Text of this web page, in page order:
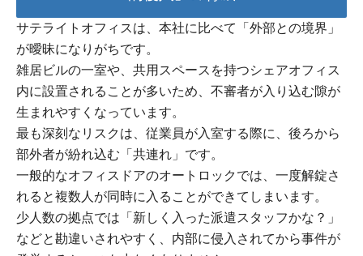
サテライトオフィスは、本社に比べて「外部との境界」
が曖昧になりがちです。
雑居ビルの一室や、共用スペースを持つシェアオフィス
内に設置されることが多いため、不審者が入り込む隙が
生まれやすくなっています。
最も深刻なリスクは、従業員が入室する際に、後ろから
部外者が紛れ込む「共連れ」です。
一般的なオフィスドアのオートロックでは、一度解錠さ
れると複数人が同時に入ることができてしまいます。
少人数の拠点では「新しく入った派遣スタッフかな？」
などと勘違いされやすく、内部に侵入されてから事件が